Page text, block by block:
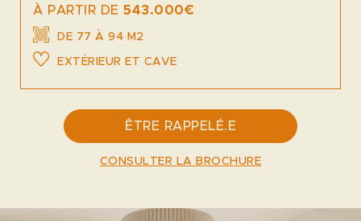
À PARTIR DE 543.000€
DE 77 À 94 M2
EXTÉRIEUR ET CAVE
ÊTRE RAPPELÉ.E
CONSULTER LA BROCHURE